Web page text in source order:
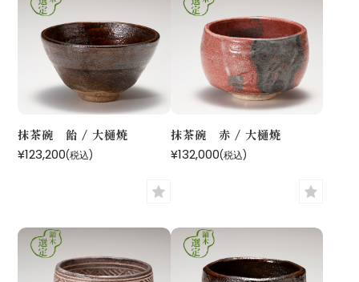
抹茶碗 飴 / 大樋焼
¥123,200(税込)
抹茶碗 赤 / 大樋焼
¥132,000(税込)